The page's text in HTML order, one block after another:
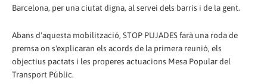
Barcelona, per una ciutat digna, al servei dels barris i de la gent.
Abans d'aquesta mobilització, STOP PUJADES farà una roda de
premsa on s'explicaran els acords de la primera reunió, els
objectius pactats i les properes actuacions Mesa Popular del
Transport Públic.